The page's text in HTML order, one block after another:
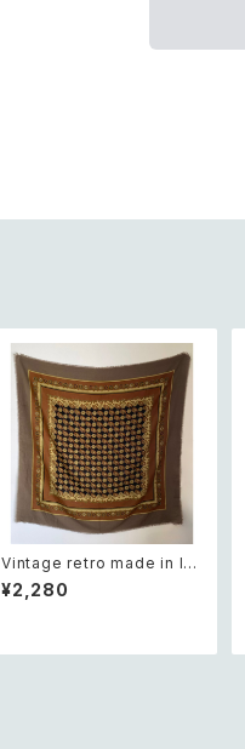
Vintage retro made in IT
ALY classical pattern sto
le レトロ ヴィンテージ イタリ
¥2,280